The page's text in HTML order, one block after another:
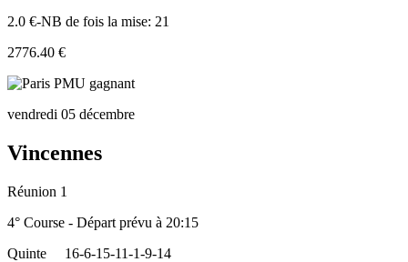
2.0 €-NB de fois la mise: 21
2776.40 €
vendredi 05 décembre
Vincennes
Réunion 1
4° Course - Départ prévu à 20:15
Quinte
16-6-15-11-1-9-14